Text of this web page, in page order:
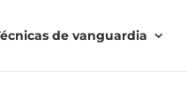
de vanguardia